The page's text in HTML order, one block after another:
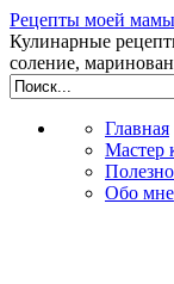
Рецепты моей мамы
Кулинарные
соление,
Главная
Мастер
Обо мне